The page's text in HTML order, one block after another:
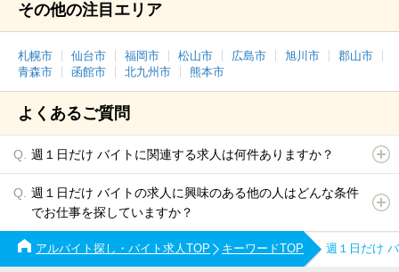
その他の注目エリア
札幌市 仙台市 福岡市 松山市 広島市 旭川市
郡山市
青森市
函館市 北九州市 熊本市
よくあるご質問
週１日だけ バイトに関連する求人は何件ありますか？
週１日だけ バイトの求人に興味のある他の人はどんな条件
でお仕事を探していますか？
アルバイト探し・バイト求人TOP キーワードTOP 週１日だけ